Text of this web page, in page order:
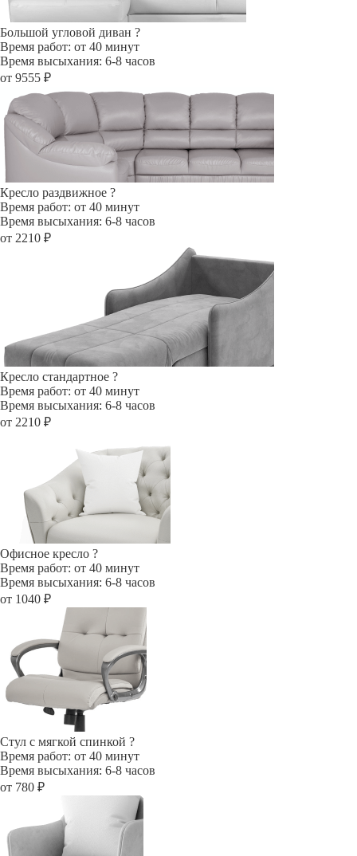
Большой угловой диван ?
Время работ: от 40 минут
Время высыхания: 6-8 часов
от 9555 ₽
Кресло раздвижное ?
Время работ: от 40 минут
Время высыхания: 6-8 часов
от 2210 ₽
Кресло стандартное ?
Время работ: от 40 минут
Время высыхания: 6-8 часов
от 2210 ₽
Офисное кресло ?
Время работ: от 40 минут
Время высыхания: 6-8 часов
от 1040 ₽
Стул с мягкой спинкой ?
Время работ: от 40 минут
Время высыхания: 6-8 часов
от 780 ₽